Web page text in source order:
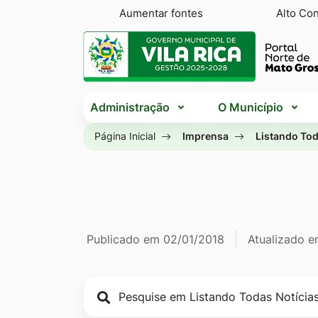
Seção
de
atalhos
e
de
acessibilidade
para
o
conteúdo
Ir
para
para
busca
Aumentar fontes Alto
Seção
do
menu
principal
do
menu
Administração O Município
Página Inicial Imprensa Listando
Página
Informações
de
Publicado em 02/01/2018 Atualizado